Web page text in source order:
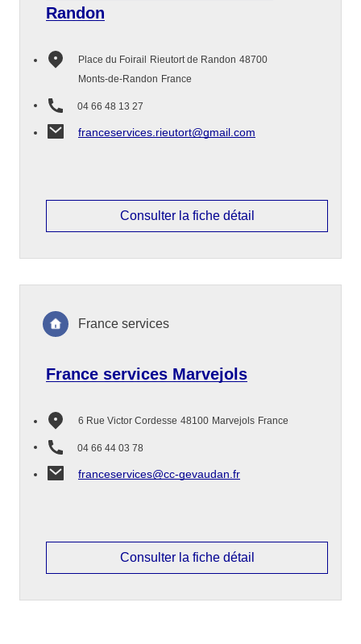
Randon
Place du Foirail Rieutort de Randon 48700
Monts-de-Randon France
04 66 48 13 27
franceservices.rieutort@gmail.com
Consulter la fiche détail
France services Marvejols
6 Rue Victor Cordesse 48100 Marvejols France
04 66 44 03 78
franceservices@cc-gevaudan.fr
France services
Consulter la fiche détail